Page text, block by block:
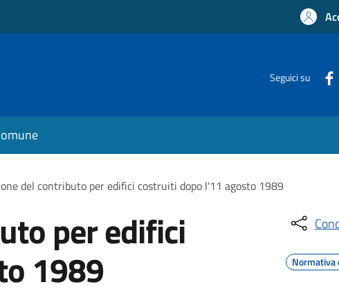
Seguici su
del contributo per edifici costruiti dopo l'11 agosto 1989
per edifici
1989